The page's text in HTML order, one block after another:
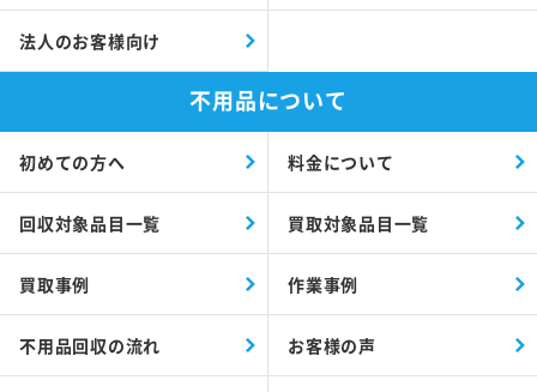
法人のお客様向け
不用品について
初めての方へ 料金について
回収対象品目一覧 買取対象品目一覧
買取事例 作業事例
不用品回収の流れ お客様の声